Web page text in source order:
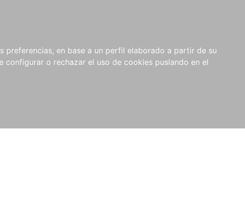
en base a un perfil elaborado a partir de su
configurar o rechazar el uso de cookies puslando en el